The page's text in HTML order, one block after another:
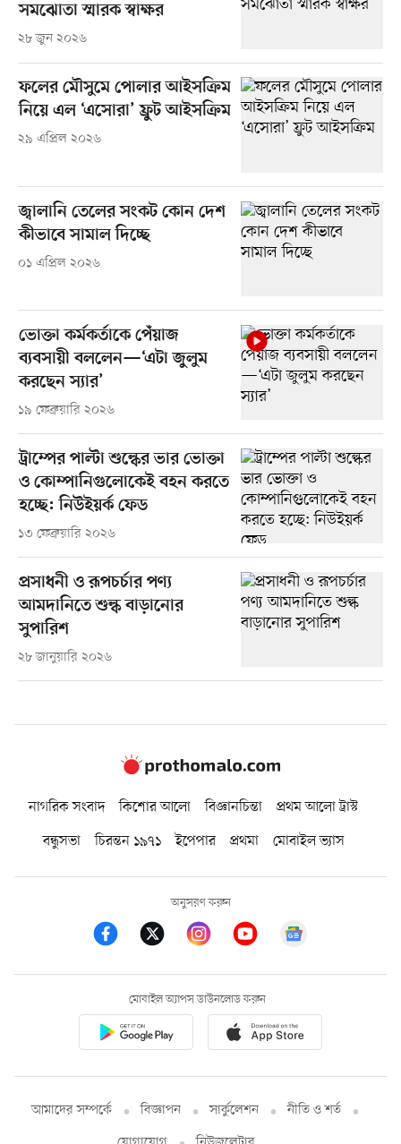
সমঝোতা স্মারক স্বাক্ষর
২৮ জুন ২০২৬
ফলের মৌসুমে পোলার আইসক্রিম
নিয়ে এল ‘এসোরা’ ফ্রুট আইসক্রিম
২৯ এপ্রিল ২০২৬
জ্বালানি তেলের সংকট কোন দেশ
কীভাবে সামাল দিচ্ছে
০১ এপ্রিল ২০২৬
ভোক্তা কর্মকর্তাকে পেঁয়াজ
ব্যবসায়ী বললেন—‘এটা জুলুম
করছেন স্যার’
১৯ ফেব্রুয়ারি ২০২৬
ট্রাম্পের পাল্টা শুল্কের ভার ভোক্তা
ও কোম্পানিগুলোকেই বহন করতে
হচ্ছে: নিউইয়র্ক ফেড
১৩ ফেব্রুয়ারি ২০২৬
প্রসাধনী ও রূপচর্চার পণ্য
আমদানিতে শুল্ক বাড়ানোর
সুপারিশ
২৮ জানুয়ারি ২০২৬
নাগরিক সংবাদ কিশোর আলো বিজ্ঞানচিন্তা
প্রথম আলো ট্রাস্ট
বন্ধুসভা
চিরন্তন ১৯৭১ ইপেপার প্রথমা মোবাইল ভ্যাস
অনুসরণ করুন
মোবাইল অ্যাপস ডাউনলোড করুন
আমাদের সম্পর্কে বিজ্ঞাপন সার্কুলেশন
নীতি ও শর্ত